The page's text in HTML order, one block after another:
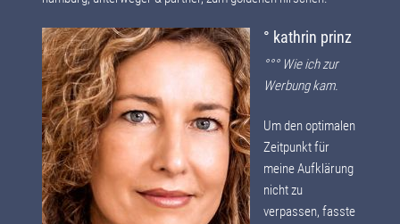
° kathrin prinz
°°° Wie ich zur
Werbung kam.
Um den optimalen
Zeitpunkt für
meine Aufklärung
nicht zu
verpassen, fasste